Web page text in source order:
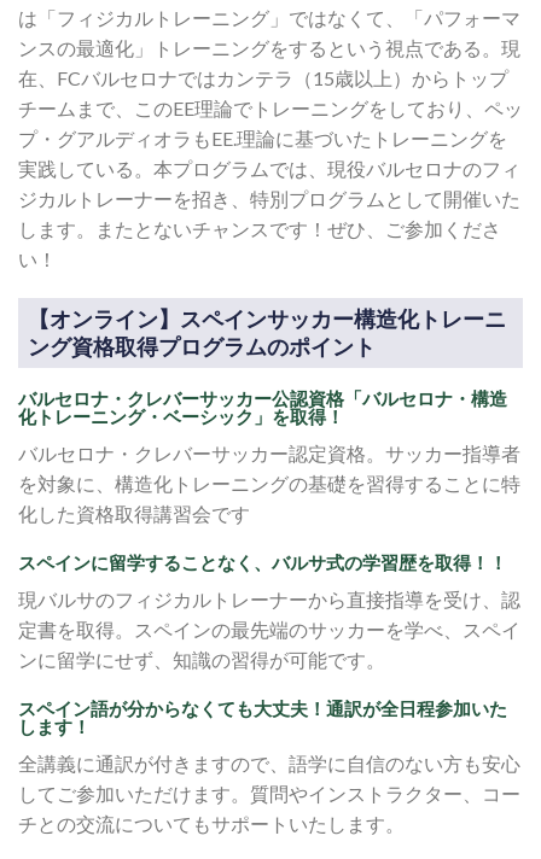
は「フィジカルトレーニング」ではなくて、「パフォーマ
ンスの最適化」トレーニングをするという視点である。現
在、FCバルセロナではカンテラ（15歳以上）からトップ
チームまで、このEE理論でトレーニングをしており、ペッ
プ・グアルディオラもEE.理論に基づいたトレーニングを
実践している。本プログラムでは、現役バルセロナのフィ
ジカルトレーナーを招き、特別プログラムとして開催いた
します。またとないチャンスです！ぜひ、ご参加くださ
い！
【オンライン】スペインサッカー構造化トレーニ
ング資格取得プログラムのポイント
バルセロナ・クレバーサッカー公認資格「バルセロナ・構造
化トレーニング・ベーシック」を取得！
バルセロナ・クレバーサッカー認定資格。サッカー指導者
を対象に、構造化トレーニングの基礎を習得することに特
化した資格取得講習会です
スペインに留学することなく、バルサ式の学習歴を取得！！
現バルサのフィジカルトレーナーから直接指導を受け、認
定書を取得。スペインの最先端のサッカーを学べ、スペイ
ンに留学にせず、知識の習得が可能です。
スペイン語が分からなくても大丈夫！通訳が全日程参加いた
します！
全講義に通訳が付きますので、語学に自信のない方も安心
してご参加いただけます。質問やインストラクター、コー
チとの交流についてもサポートいたします。